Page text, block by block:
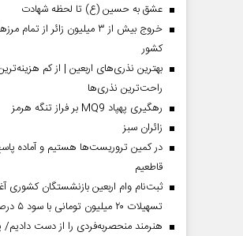
عشق به حسین (ع) تا لحظه شهادت
خروج بیش از ۳ میلیون زائر از تمام
کشور
بهترین نذری‌های اربعین | از کم
راحت‌ترین نذری‌ها
رهگیری پهپاد MQ9 بر فراز تنگه هرمز
‌زائران سبز
در کمین تروریست‌ها هستیم و آماده
قاطعیم
ثبت‌نام وام اربعین بازنشستگان کشوری
تسهیلات ۲۰ میلیون تومانی با سود ۵ درصد